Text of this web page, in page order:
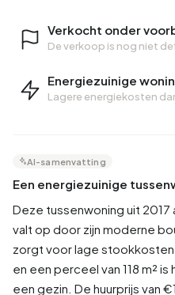
Verkocht onder
De verkoop is nog niet
Energiezuinige
Lagere energiekosten
AI-samenvatting
Een energiezuinige
Deze tussenwoning uit 2017
valt op door zijn moderne
zorgt voor lage
en een perceel van 118 m²
een gezin. De huurprijs van